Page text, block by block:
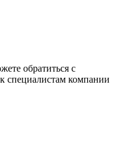
обратиться с
специалистам компании